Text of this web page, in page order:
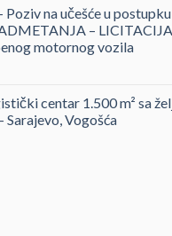
Poziv na učešće u postupku
–
motornog vozila
centar 1.500 m² sa
Sarajevo, Vogošća